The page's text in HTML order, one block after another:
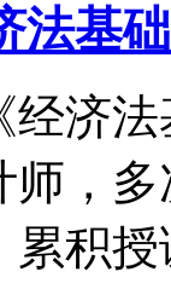
法基
经济
师，
累积